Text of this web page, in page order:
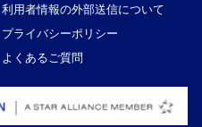
利用者情報の外部送信について
プライバシーポリシー
よくあるご質問